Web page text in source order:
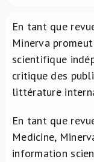
À propos de nous
NL
En tant que
Minerva
scientifique
critique des
littérature
En tant que
Medicine,
information